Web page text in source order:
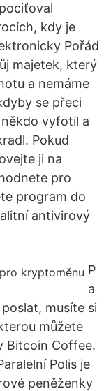
kdy je
Pořád
majetek, který
a nemáme
se přeci
vyfotil a
Pokud
ji na
pro
program do
antivirový
P
a
musíte si
můžete
Bitcoin Coffee.
Polis je
peněženky